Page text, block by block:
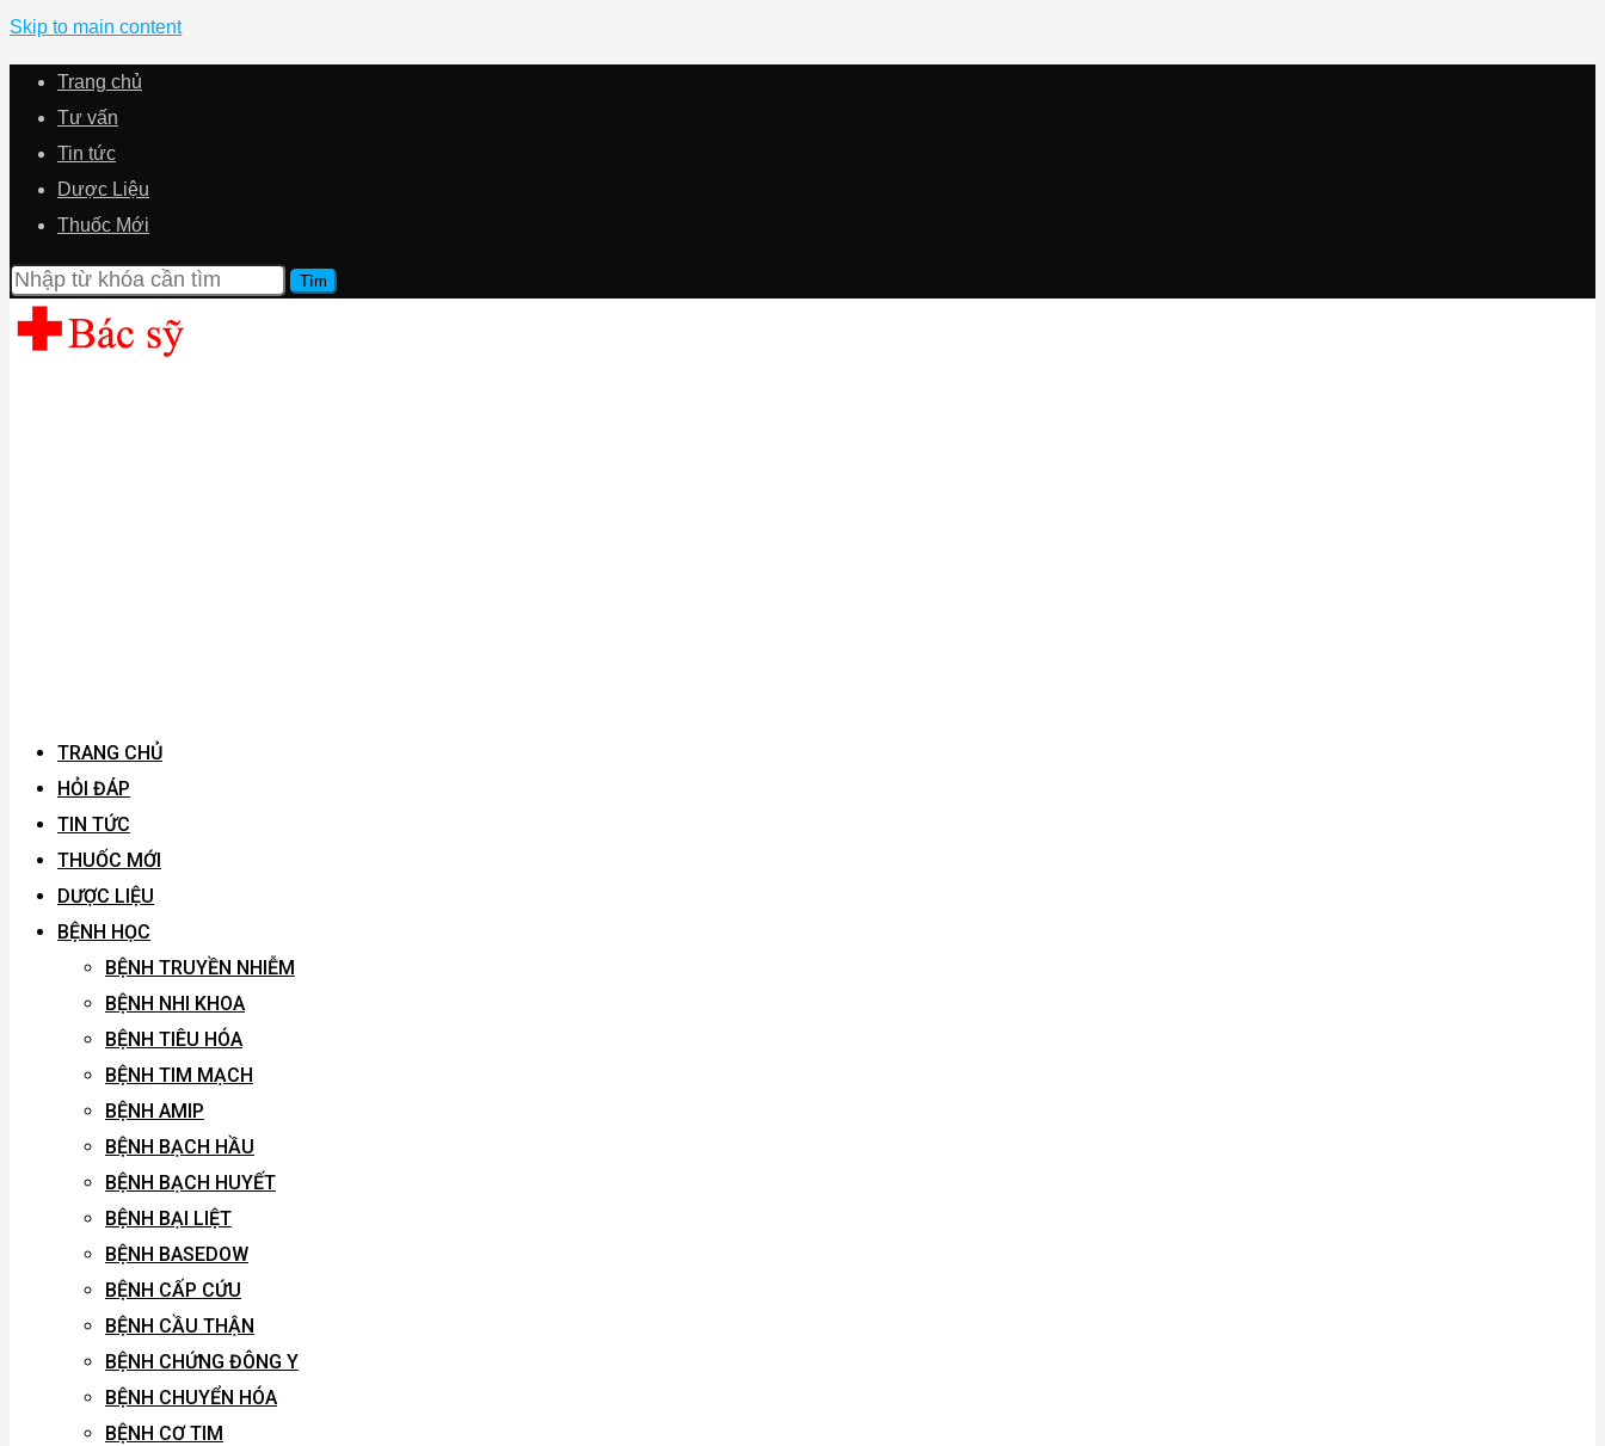
Skip to main content
Trang chủ
Tư vấn
Tin tức
Dược Liệu
Thuốc Mới
TRANG CHỦ
HỎI ĐÁP
TIN TỨC
THUỐC MỚI
DƯỢC LIỆU
BỆNH HỌC
BỆNH TRUYỀN NHIỄM
BỆNH NHI KHOA
BỆNH TIÊU HÓA
BỆNH TIM MẠCH
BỆNH AMIP
BỆNH BẠCH HẦU
BỆNH BẠCH HUYẾT
BỆNH BẠI LIỆT
BỆNH BASEDOW
BỆNH CẤP CỨU
BỆNH CẦU THẬN
BỆNH CHỨNG ĐÔNG Y
BỆNH CHUYỂN HÓA
BỆNH CƠ TIM